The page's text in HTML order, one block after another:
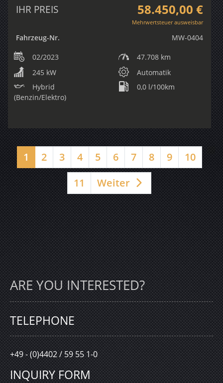
IHR PREIS 58.450,00 €
Mehrwertsteuer ausweisbar
Fahrzeug-Nr. MW-0404
02/2023
47.708 km
245 kW
Automatik
Hybrid
(Benzin/Elektro)
0,0 l/100km
1 2 3 4 5 6 7 8 9
10
11
Weiter
ARE YOU INTERESTED?
TELEPHONE
+49 - (0)4402 / 59 55 1-0
INQUIRY FORM